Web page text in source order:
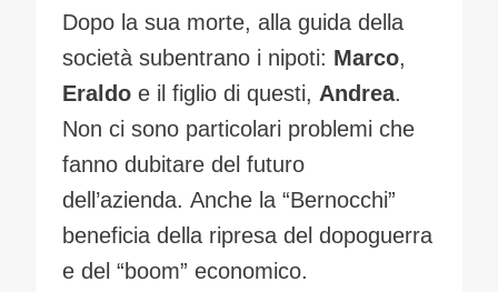
Dopo la sua morte, alla guida della
società subentrano i nipoti: Marco,
Eraldo e il figlio di questi, Andrea.
Non ci sono particolari problemi che
fanno dubitare del futuro
dell’azienda. Anche la “Bernocchi”
beneficia della ripresa del dopoguerra
e del “boom” economico.